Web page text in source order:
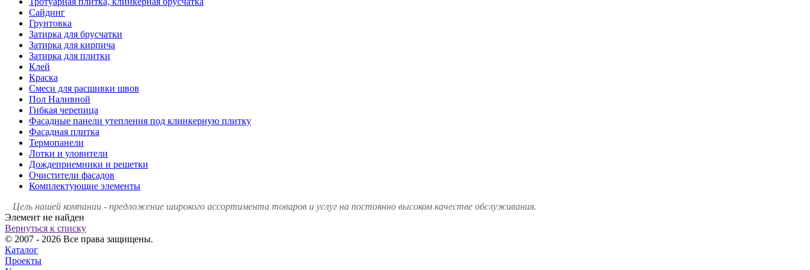
Сайдинг
Грунтовка
Затирка для брусчатки
Затирка для кирпича
Затирка для плитки
Клей
Краска
Смеси для расшивки швов
Пол Наливной
Гибкая черепица
Фасадные панели утепления под клинкерную плитку
Фасадная плитка
Термопанели
Лотки и уловители
Дождеприемники и решетки
Очистители фасадов
Комплектующие элементы
Цель нашей компании - предложение широкого ассортимента товаров и услуг на постоянно высоком качестве обслуживания.
Элемент не найден
Вернуться к списку
© 2007 - 2026 Все права защищены.
Каталог
Проекты